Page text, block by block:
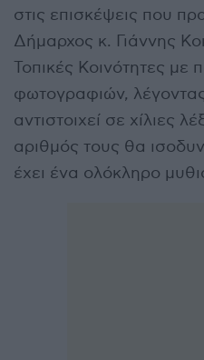
στις επισκέψεις που
Δήμαρχος κ. Γιάννης
Τοπικές Κοινότητες με
φωτογραφιών,
αντιστοιχεί σε χίλιες
αριθμός τους θα
έχει ένα ολόκληρο